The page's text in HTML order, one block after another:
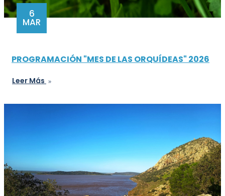
6
MAR
PROGRAMACIÓN "MES DE LAS ORQUÍDEAS" 2026
Leer Más